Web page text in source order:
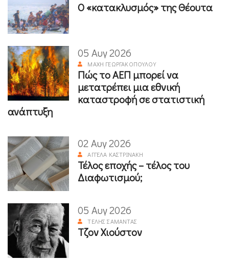
Ο «κατακλυσμός» της Θέουτα
05 Αυγ 2026
ΜΆΧΗ ΓΕΩΡΓΑΚΟΠΟΎΛΟΥ
Πώς το ΑΕΠ μπορεί να
μετατρέπει μια εθνική
καταστροφή σε στατιστική
ανάπτυξη
02 Αυγ 2026
ΑΓΓΈΛΑ ΚΑΣΤΡΙΝΆΚΗ
Τέλος εποχής – τέλος του
Διαφωτισμού;
05 Αυγ 2026
ΤΈΛΗΣ ΣΑΜΑΝΤΆΣ
Τζον Χιούστον